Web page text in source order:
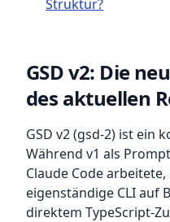
Struktur?
GSD v2: Die
des aktuellen
GSD v2 (gsd-2) ist ein
Während v1 als
Claude Code arbeitete,
eigenständige CLI auf
direktem TypeScript-